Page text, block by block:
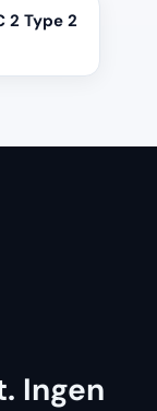
2 Type 2
Ingen